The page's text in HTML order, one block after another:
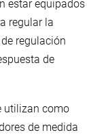
estar equipados
regular la
regulación
de
utilizan como
de medida